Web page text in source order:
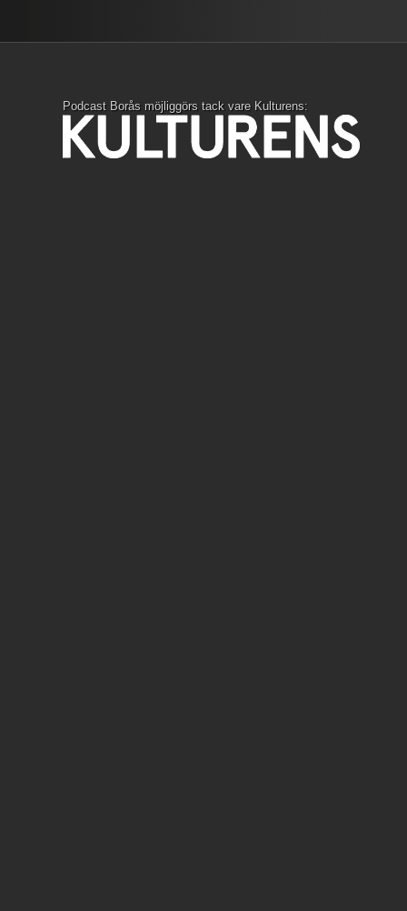
Podcast Borås möjliggörs tack vare Kulturens: